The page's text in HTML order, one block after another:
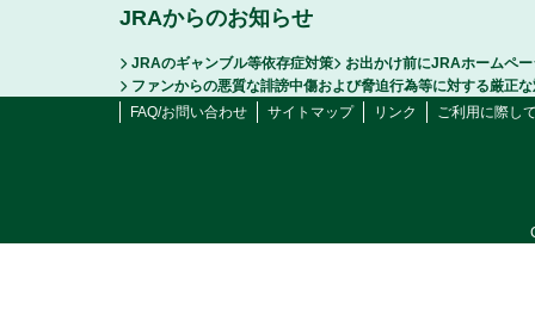
JRAからのお知らせ
JRAのギャンブル等依存症対策
お出かけ前にJRAホームペ
ファンからの悪質な誹謗中傷および脅迫行為等に対する厳正
FAQ/お問い合わせ
サイトマップ リンク ご利用に際し